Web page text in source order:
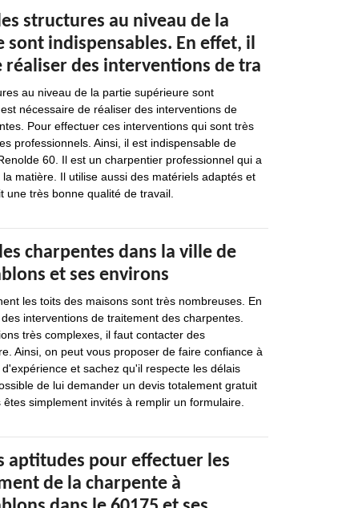
structures au niveau de la
indispensables. En effet, il
réaliser des interventions de tra
au niveau de la partie supérieure sont
nécessaire de réaliser des interventions de
Pour effectuer ces interventions qui sont très
professionnels. Ainsi, il est indispensable de
60. Il est un charpentier professionnel qui a
matière. Il utilise aussi des matériels adaptés et
une très bonne qualité de travail.
charpentes dans la ville de
et ses environs
les toits des maisons sont très nombreuses. En
interventions de traitement des charpentes.
très complexes, il faut contacter des
Ainsi, on peut vous proposer de faire confiance à
et sachez qu'il respecte les délais
de lui demander un devis totalement gratuit
simplement invités à remplir un formulaire.
aptitudes pour effectuer les
de la charpente à